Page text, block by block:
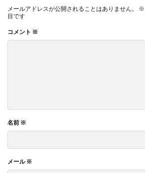
メールアドレスが公開されることはありません。 ※
目です
コメント ※
名前 ※
メール※